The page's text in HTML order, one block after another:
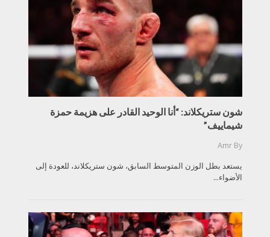
شون ستريكلاند: “أنا الوحيد القادر على هزيمة حمزة
شيماييف”
By
Amr
يستعد بطل الوزن المتوسط السابق، شون ستريكلاند، للعودة إلى
الأضواء...